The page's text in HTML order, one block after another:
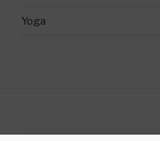
Yoga